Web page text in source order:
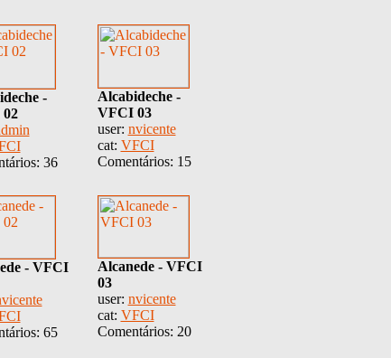
-
36
Alcabideche -
VFCI 03
user: nvicente
cat: VFCI
Comentários: 15
- VFCI
65
Alcanede - VFCI
03
user: nvicente
cat: VFCI
Comentários: 20